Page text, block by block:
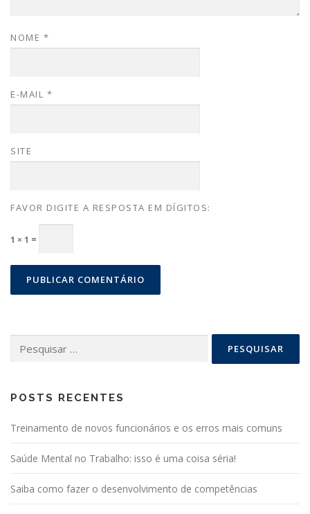
NOME *
E-MAIL *
SITE
FAVOR DIGITE A RESPOSTA EM DÍGITOS:
1 × 1 =
por:
POSTS RECENTES
Treinamento de novos funcionários e os erros mais comuns
Saúde Mental no Trabalho: isso é uma coisa séria!
Saiba como fazer o desenvolvimento de competências